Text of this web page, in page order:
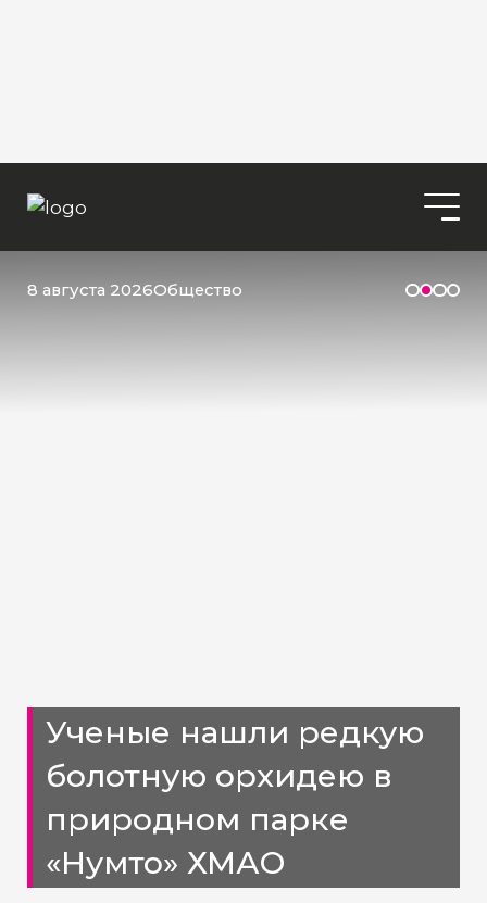
8 августа 2026Общество
Ученые нашли редкую
болотную орхидею в
природном парке
«Нумто» ХМАО